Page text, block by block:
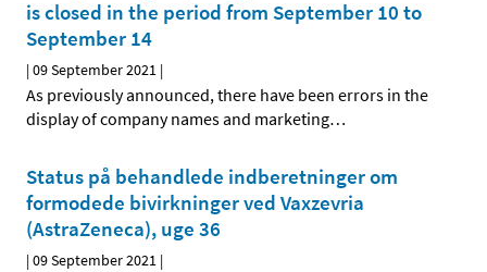
is closed in the period from September 10 to
September 14
|09 September 2021 |
As previously announced, there have been errors in the
display of company names and marketing…
Status på behandlede indberetninger om
formodede bivirkninger ved Vaxzevria
(AstraZeneca), uge 36
|09 September 2021 |